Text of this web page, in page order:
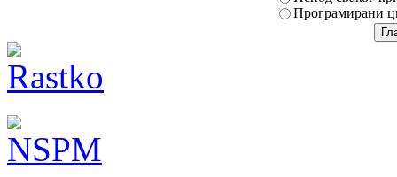
Програмирани